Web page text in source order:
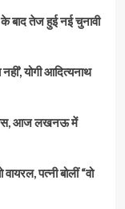
बाद तेज हुई नई चुनावी
योगी आदित्यनाथ
आज लखनऊ में
पत्नी बोलीं “वो